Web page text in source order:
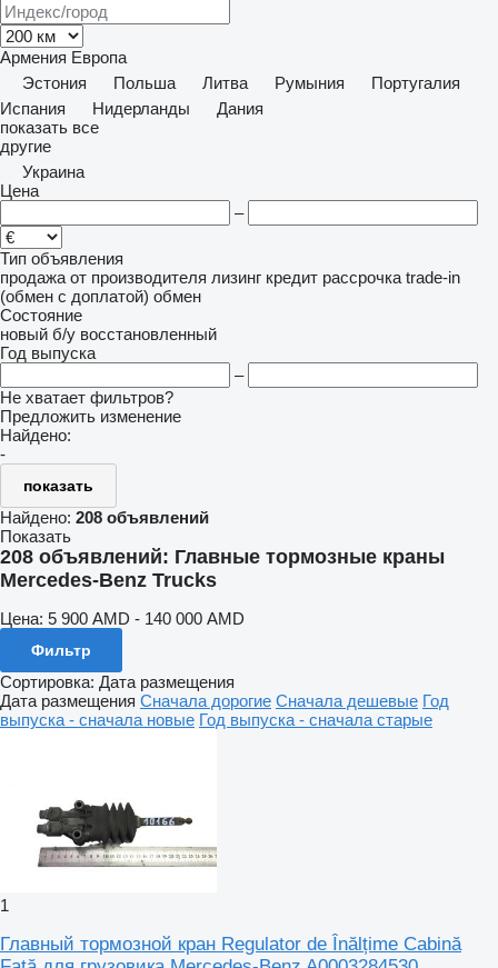
Армения Европа
Эстония
Польша Литва Румыния
Португалия
Испания
Нидерланды
Дания
показать все
другие
Украина
Цена
–
Тип объявления
продажа от производителя лизинг кредит рассрочка trade-in
(обмен с доплатой) обмен
Состояние
новый б/у восстановленный
Год выпуска
–
Не хватает фильтров?
Предложить изменение
Найдено:
-
показать
Найдено: 208 объявлений
Показать
208 объявлений: Главные тормозные краны
Mercedes-Benz Trucks
Цена: 5 900 AMD - 140 000 AMD
Фильтр
Сортировка: Дата размещения
Дата размещения Сначала дорогие Сначала дешевые Год
выпуска - сначала новые Год выпуска - сначала старые
1
Главный тормозной кран Regulator de Înălțime Cabină